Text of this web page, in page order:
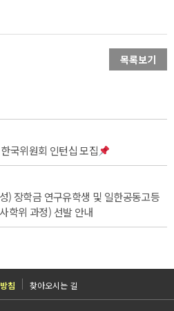
목록보기
국위원회 인턴십 모집
) 장학금 연구유학생 및 일한공동고등
학위 과정) 선발 안내
침 찾아오시는 길